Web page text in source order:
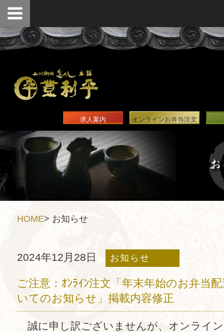
オンラインお弁当注文
求人案内
HOME> お知らせ
2024年12月28日 お知らせ
ご注意：ｵﾝﾗｲﾝ注文「年末年始のお弁当
いてのお知らせ」掲載内容修正
誠に申し訳ございませんが、オンライ